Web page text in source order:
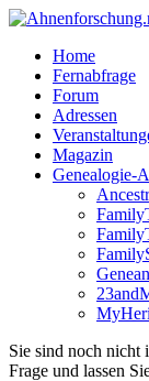
Home
Fernabfrage
Forum
Adressen
Magazin
Genealogie-
Sie sind noch nicht
Frage und lassen